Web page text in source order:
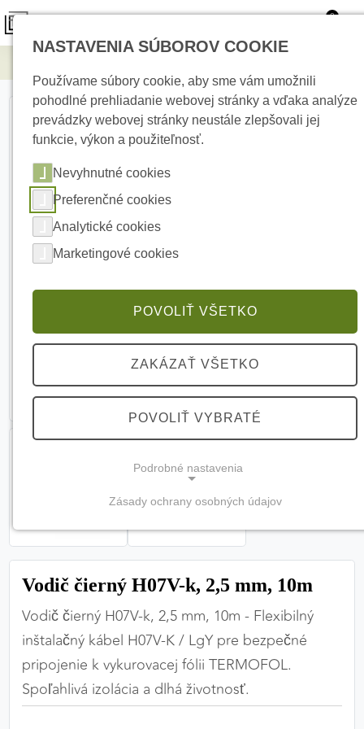
0
Vodič čierný H07V-k, 2,5 mm, 10m
Vodič čierný H07V-k, 2,5 mm, 10m - Flexibilný
inštalačný kábel H07V-K / LgY pre bezpečné
pripojenie k vykurovacej fólii TERMOFOL.
Spoľahlivá izolácia a dlhá životnosť.
NASTAVENIA SÚBOROV COOKIE
Používame súbory cookie, aby sme vám umožnili
pohodlné prehliadanie webovej stránky a vďaka analýze
prevádzky webovej stránky neustále zlepšovali jej
funkcie, výkon a použiteľnosť.
Nevyhnutné cookies
Preferenčné cookies
Analytické cookies
Marketingové cookies
POVOLIŤ VŠETKO
ZAKÁZAŤ VŠETKO
POVOLIŤ VYBRATÉ
Podrobné nastavenia
webovej stránky a bez nich by nebolo možné
zabezpečiť jej plnú funkčnosť.
Nevyhnutné cookies
Zásady ochrany osobných údajov